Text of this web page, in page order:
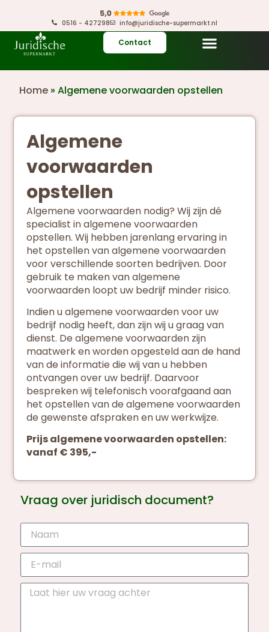
0516 - 427298 info@juridische-supermarkt.nl
Contact
Home »Algemene voorwaarden opstellen
Vraag over juridisch document?
Algemene
voorwaarden
opstellen
Algemene voorwaarden nodig? Wij zijn dé
specialist in algemene voorwaarden
opstellen. Wij hebben jarenlang ervaring in
het opstellen van algemene voorwaarden
voor verschillende soorten bedrijven. Door
gebruik te maken van algemene
voorwaarden loopt uw bedrijf minder risico.
Indien u algemene voorwaarden voor uw
bedrijf nodig heeft, dan zijn wij u graag van
dienst. De algemene voorwaarden zijn
maatwerk en worden opgesteld aan de hand
van de informatie die wij van u hebben
ontvangen over uw bedrijf. Daarvoor
bespreken wij telefonisch voorafgaand aan
het opstellen van de algemene voorwaarden
de gewenste afspraken en uw werkwijze.
Prijs algemene voorwaarden opstellen:
vanaf € 395,-